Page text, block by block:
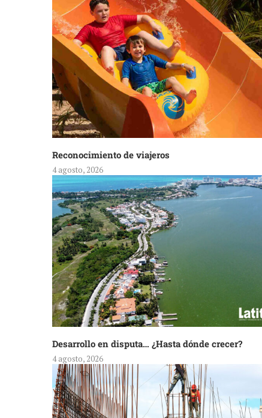
Reconocimiento de viajeros
4 agosto, 2026
Desarrollo en disputa… ¿Hasta dónde crecer?
4 agosto, 2026